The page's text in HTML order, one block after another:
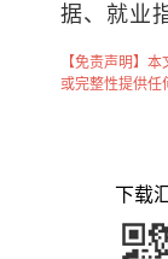
据、就业
【免责声明】
或完整性提供任
下载